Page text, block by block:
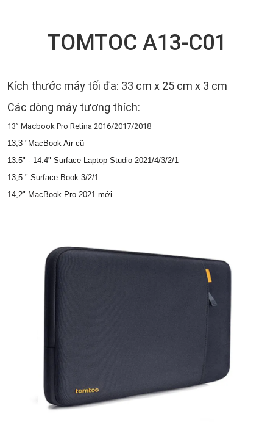
TOMTOC A13-C01
Kích thước máy tối đa: 33 cm x 25 cm x 3 cm
Các dòng máy tương thích:
13” Macbook Pro Retina 2016/2017/2018
13,3 "MacBook Air cũ
13.5" - 14.4" Surface Laptop Studio 2021/4/3/2/1
13,5 " Surface Book 3/2/1
14,2" MacBook Pro 2021 mới